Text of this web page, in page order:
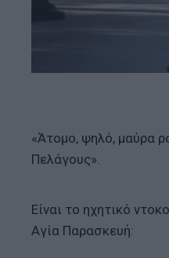
«Άτομο, ψηλό, μαύρα
Πελάγους».
Είναι το ηχητικό
Αγία Παρασκευή: